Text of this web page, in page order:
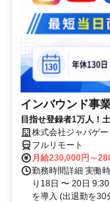
インバウンド事
目指せ登録者1万人！
株式会社ジャパゲー
フルリモート
月給230,000円～
勤務時間詳細 実働
り18日 〜 20日
を導入 (出退勤を30